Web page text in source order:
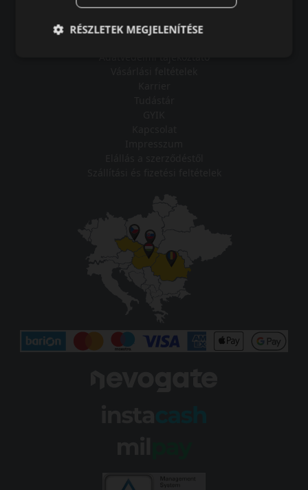
Impresszum
RÉSZLETEK MEGJELENÍTÉSE